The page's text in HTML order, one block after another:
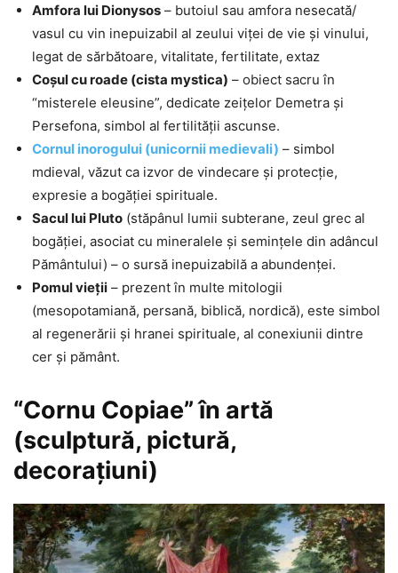
Amfora lui Dionysos – butoiul sau amfora nesecată/
vasul cu vin inepuizabil al zeului viţei de vie şi vinului,
legat de sărbătoare, vitalitate, fertilitate, extaz
Coșul cu roade (cista mystica) – obiect sacru în
“misterele eleusine”, dedicate zeiţelor Demetra şi
Persefona, simbol al fertilității ascunse.
Cornul inorogului (unicornii medievali) – simbol
mdieval, văzut ca izvor de vindecare și protecție,
expresie a bogăţiei spirituale.
Sacul lui Pluto (stăpânul lumii subterane, zeul grec al
bogăției, asociat cu mineralele şi seminţele din adâncul
Pământului) – o sursă inepuizabilă a abundenței.
Pomul vieții – prezent în multe mitologii
(mesopotamiană, persană, biblică, nordică), este simbol
al regenerării și hranei spirituale, al conexiunii dintre
cer şi pământ.
“Cornu Copiae” în artă
(sculptură, pictură,
decorațiuni)